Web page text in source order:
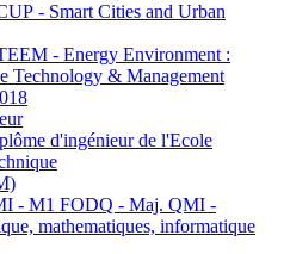
- Smart Cities and Urban
- Energy Environment :
Technology & Management
d'ingénieur de l'Ecole
- M1 FODQ - Maj. QMI -
mathematiques, informatique